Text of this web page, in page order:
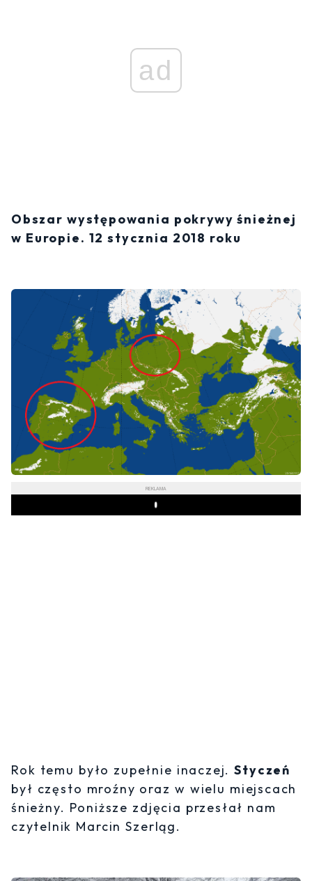
ad
Obszar występowania pokrywy śnieżnej
w Europie. 12 stycznia 2018 roku
REKLAMA
Play
Rok temu było zupełnie inaczej.Styczeń
był często mroźny oraz w wielu miejscach
śnieżny. Poniższe zdjęcia przesłał nam
czytelnik Marcin Szerląg.